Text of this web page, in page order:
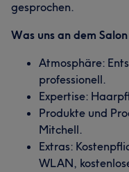
gesprochen.
Was uns an dem
Atmosphäre:
professionell.
Expertise:
Produkte und
Mitchell.
Extras:
WLAN,